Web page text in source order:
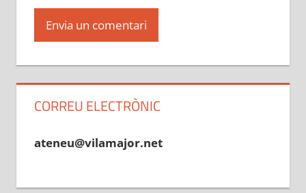
CORREU ELECTRÒNIC
ateneu@vilamajor.net